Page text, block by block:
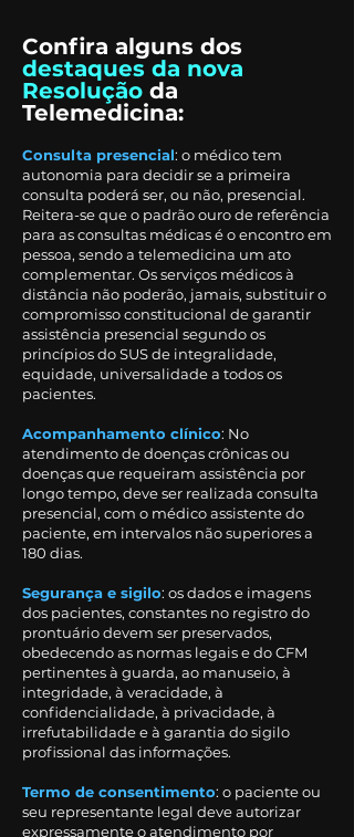
Confira alguns dos
destaques da nova
Resolução da
Telemedicina:
Consulta presencial: o médico tem
autonomia para decidir se a primeira
consulta poderá ser, ou não, presencial.
Reitera-se que o padrão ouro de referência
para as consultas médicas é o encontro em
pessoa, sendo a telemedicina um ato
complementar. Os serviços médicos à
distância não poderão, jamais, substituir o
compromisso constitucional de garantir
assistência presencial segundo os
princípios do SUS de integralidade,
equidade, universalidade a todos os
pacientes.
Acompanhamento clínico: No
atendimento de doenças crônicas ou
doenças que requeiram assistência por
longo tempo, deve ser realizada consulta
presencial, com o médico assistente do
paciente, em intervalos não superiores a
180 dias.
Segurança e sigilo: os dados e imagens
dos pacientes, constantes no registro do
prontuário devem ser preservados,
obedecendo as normas legais e do CFM
pertinentes à guarda, ao manuseio, à
integridade, à veracidade, à
confidencialidade, à privacidade, à
irrefutabilidade e à garantia do sigilo
profissional das informações.
Termo de consentimento: o paciente ou
seu representante legal deve autorizar
expressamente o atendimento por